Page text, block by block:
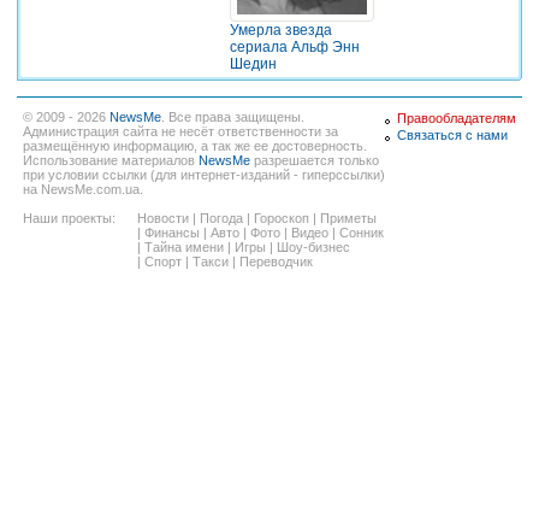
Умерла звезда
сериала Альф Энн
Шедин
© 2009 - 2026 NewsMe . Все права защищены.
Администрация сайта не несёт ответственности за
размещённую информацию, а так же ее достоверность.
Использование материалов NewsMe разрешается только
при условии ссылки (для интернет-изданий - гиперссылки)
на NewsMe.com.ua.
Наши проекты:
Новости Погода Гороскоп
Приметы
Финансы Авто Фото Видео
Сонник
Тайна имени Игры
Шоу-бизнес
Спорт Такси Переводчик
Правообладателям
Связаться с нами